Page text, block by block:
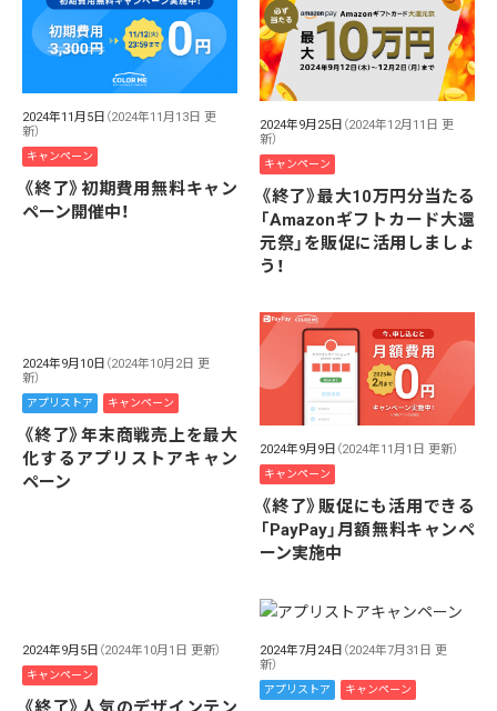
2024年11月5日 （2024年11月13日 更
新）
キャンペーン
《終了》初期費用無料キャン
ペーン開催中！
2024年9月25日 （2024年12月11日 更
新）
キャンペーン
《終了》最大10万円分当たる
「Amazonギフトカード大還
元祭」を販促に活用しましょ
う！
2024年9月10日 （2024年10月2日 更
新）
アプリストア キャンペーン
《終了》年末商戦売上を最大
化するアプリストアキャン
ペーン
2024年9月9日 （2024年11月1日 更新）
キャンペーン
《終了》販促にも活用できる
「PayPay」月額無料キャンペ
ーン実施中
2024年9月5日 （2024年10月1日 更新）
キャンペーン
2024年7月24日 （2024年7月31日 更
新）
アプリストア キャンペーン